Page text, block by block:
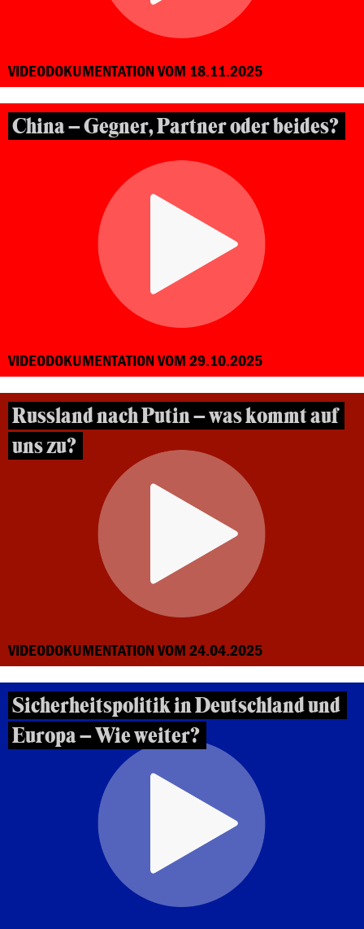
VIDEODOKUMENTATION VOM 18.11.2025
China – Gegner, Partner oder beides?
VIDEODOKUMENTATION VOM 29.10.2025
Russland nach Putin – was kommt auf
uns zu?
VIDEODOKUMENTATION VOM 24.04.2025
Sicherheitspolitik in Deutschland und
Europa – Wie weiter?